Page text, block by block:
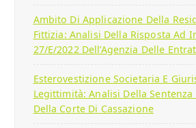
Ambito Di Applicazione Della
Fittizia: Analisi Della Risposta Ad
27/E/2022 Dell’Agenzia Delle
Esterovestizione Societaria E
Legittimità: Analisi Della Sentenza
Della Corte Di Cassazione